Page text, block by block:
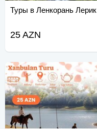
Туры в Ленкорань Лерик
25 AZN